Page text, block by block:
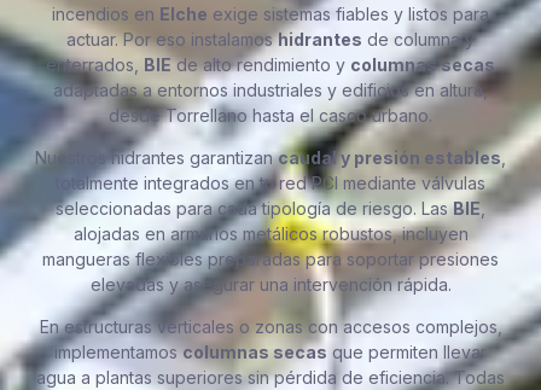
incendios en Elche exige sistemas fiables y listos para
actuar. Por eso instalamoshidrantes de columna y
enterrados, BIEde alto rendimiento y columnas secas
adaptadas a entornos industriales y edificios en altura,
desde Torrellano hasta el casco urbano.
Nuestros hidrantes garantizancaudal y presión estables
totalmente integrados en tu red PCI mediante válvulas
seleccionadas para cada tipología de riesgo. LasBIE,
alojadas en armarios metálicos robustos, incluyen
mangueras flexibles preparadas para soportar presiones
elevadas y asegurar una intervención rápida.
En estructuras verticales o zonas con accesos complejos,
implementamoscolumnas secas que permiten llevar
agua a plantas superiores sin pérdida de eficiencia. Todas